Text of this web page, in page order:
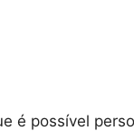
é possível